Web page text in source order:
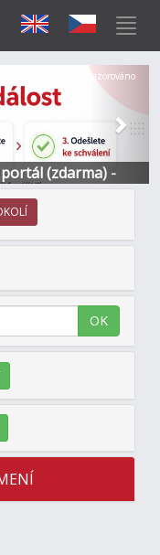
(zdarma) -
Další
Sponzorováno
OK